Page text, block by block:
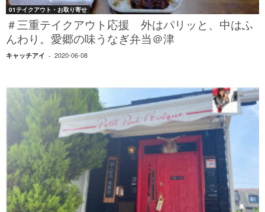
01テイクアウト・お取り寄せ
＃三重テイクアウト応援 外はパリッと、中はふ
んわり。愛郷の味うなぎ弁当＠津
キャッチアイ - 2020-06-08